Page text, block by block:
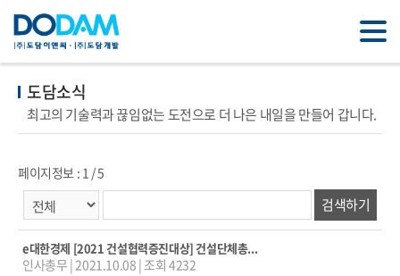
도담소식
최고의 기술력과 끊임없는 도전으로 더 나은 내일을 만들어 갑니다.
페이지정보 : 1 / 5
e대한경제 [2021 건설협력증진대상] 건설단체총...
인사총무 | 2021.10.08 |조회 4232